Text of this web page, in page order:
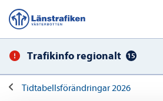
Trafikinfo regionalt 15
Tidtabellsförändringar 2026